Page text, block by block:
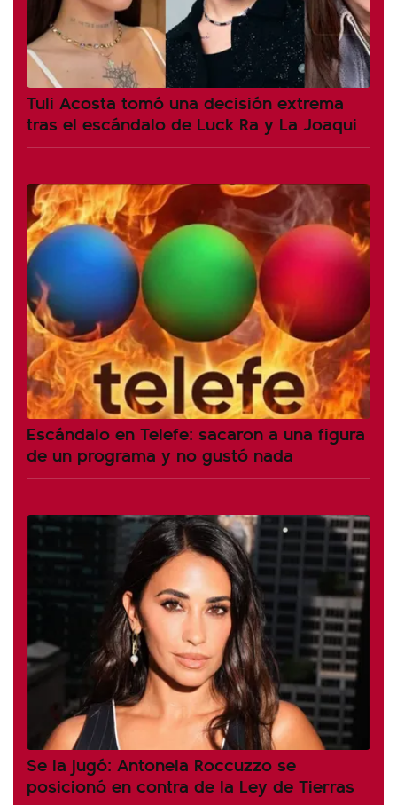
Tuli Acosta tomó una decisión extrema
tras el escándalo de Luck Ra y La Joaqui
Escándalo en Telefe: sacaron a una figura
de un programa y no gustó nada
Se la jugó: Antonela Roccuzzo se
posicionó en contra de la Ley de Tierras